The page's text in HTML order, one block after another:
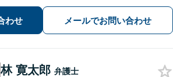
ください【岐阜駅3分】他業種との連携
で不動産トラブルを回避【休日・夜間
面談可】【ビデオ面談あり】
わせ メールでお問い合わせ
林 寛太郎 弁護士